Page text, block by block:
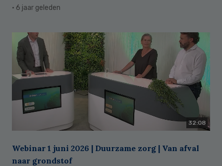
· 6 jaar geleden
32:08
Webinar 1 juni 2026 | Duurzame zorg | Van afval
naar grondstof